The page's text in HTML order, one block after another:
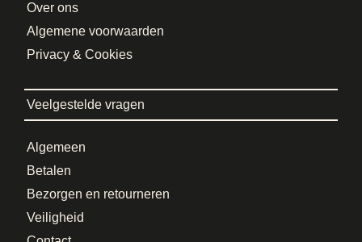
Over ons
Algemene voorwaarden
Privacy & Cookies
Veelgestelde vragen
Algemeen
Betalen
Bezorgen en retourneren
Veiligheid